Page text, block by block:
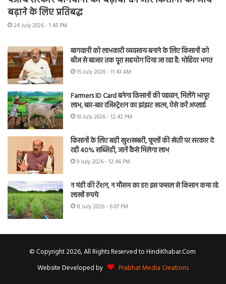
बढ़ाने के लिए प्रतिबद्ध
24 July 2026 - 1:45 PM
बागवानी को लाभकारी व्यवसाय बनाने के लिए किसानों को
बीज से बाजार तक पूरा सहयोग दिया जा रहा है: मोहिंदर भगत
15 July 2026 - 11:43 AM
Farmers ID Card बनेगा किसानों की पहचान, मिलेंगे भरपूर
लाभ, बार-बार रजिस्ट्रेशन का झंझट खत्म, ऐसे करें अप्लाई
10 July 2026 - 12:42 PM
किसानों के लिए बड़ी खुशखबरी, फूलों की खेती पर सरकार दे
रही 40% सब्सिडी, जानें कैसे मिलेगा लाभ
9 July 2026 - 12:46 PM
न मंडी की टेंशन, न मौसम का डर! इस फसल से किसान कमा रहे
लाखों रुपये
8 July 2026 - 6:07 PM
© Copyright 2026, All Rights Reserved to HindiKhabar.Com
Website Developed by
Prabhat Media Creations